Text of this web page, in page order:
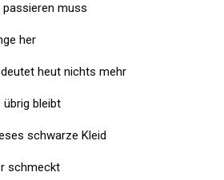
muss
her
heut nichts mehr
bleibt
schwarze Kleid
schmeckt